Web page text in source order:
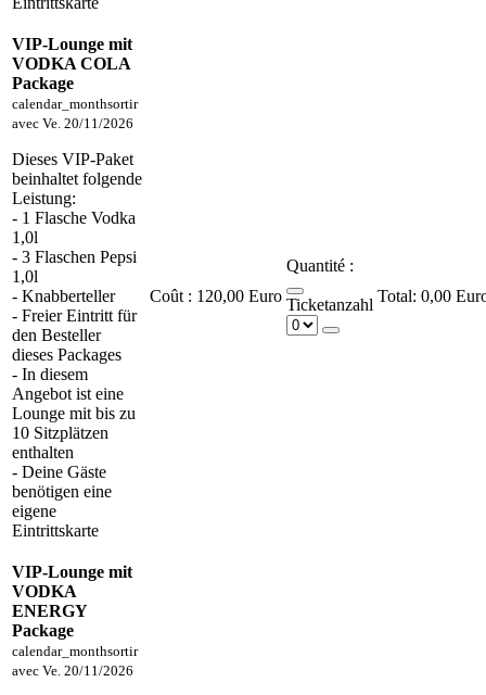
VIP-Lounge mit
VODKA COLA
Package
calendar_monthsortir
avec Ve. 20/11/2026
Dieses VIP-Paket
beinhaltet folgende
Leistung:
- 1 Flasche Vodka
1,0l
- 3 Flaschen Pepsi
1,0l
- Knabberteller
- Freier Eintritt für
den Besteller
dieses Packages
- In diesem
Angebot ist eine
Lounge mit bis zu
10 Sitzplätzen
enthalten
- Deine Gäste
benötigen eine
eigene
Eintrittskarte
Coût : 120,00 Euro
Quantité :
Ticketanzahl 0,00
VIP-Lounge mit
VODKA
ENERGY
Package
calendar_monthsortir
avec Ve. 20/11/2026